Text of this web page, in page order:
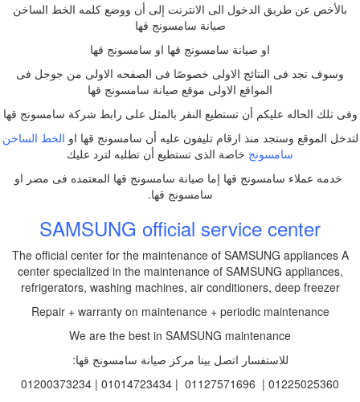
بالأخص عن طريق الدخول الى الانترنت إلى أن ووضع كلمه الخط الساخن
صيانة سامسونج قها
او صيانة سامسونج قها او سامسونج قها
وسوف تجد فى النتائج الاولى خصوصًا فى الصفحه الاولى من جوجل فى
المواقع الاولى موقع صيانة سامسونج قها
وفى تلك الحاله عليكم أن تستطيع النقر بالمثل على رابط شركة سامسونج قها
لتدخل الموقع وستجد منذ ارقام تليفون عليه أن سامسونج قها او الخط الساخن
سامسونج خاصة الذى تستطيع أن تطلبه لترد عليك
خدمه عملاء سامسونج قها إما صيانة سامسونج قها المعتمده فى مصر او
سامسونج قها.
SAMSUNG official service center
The official center for the maintenance of SAMSUNG appliances A
center specialized in the maintenance of SAMSUNG appliances,
refrigerators, washing machines, air conditioners, deep freezer
Repair + warranty on maintenance + periodic maintenance
We are the best in SAMSUNG maintenance
للاستفسار اتصل بينا مركز صيانة سامسونج قها:
01225025360 | 01127571696 | 01014723434 | 01200373234